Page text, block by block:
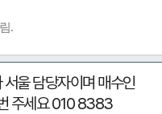
.
울 담당자이며 매수인
주세요 010 8383